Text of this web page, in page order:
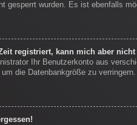
gesperrt wurden. Es ist ebenfalls
registriert, kann mich aber
Ihr Benutzerkonto aus
die Datenbankgröße zu